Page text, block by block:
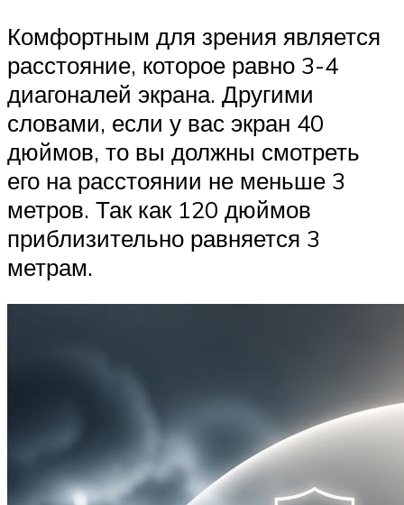
Комфортным для зрения является
расстояние, которое равно 3-4
диагоналей экрана. Другими
словами, если у вас экран 40
дюймов, то вы должны смотреть
его на расстоянии не меньше 3
метров. Так как 120 дюймов
приблизительно равняется 3
метрам.